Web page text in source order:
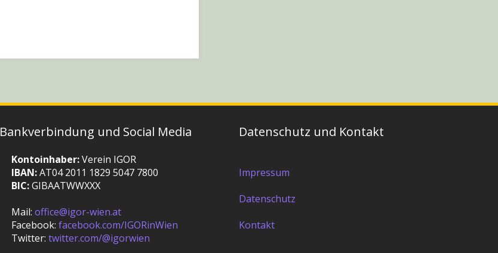
Bankverbindung und Social Media
Kontoinhaber:Verein IGOR
IBAN:AT04 2011 1829 5047 7800
BIC:GIBAATWWXXX
Mail:office@igor-wien.at
Facebook:facebook.com/IGORinWien
Twitter:twitter.com/@igorwien
Datenschutz und Kontakt
Impressum
Datenschutz
Kontakt